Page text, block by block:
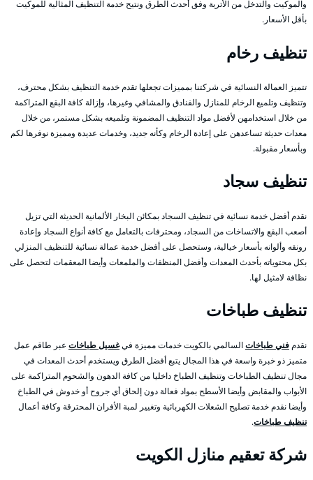
والموكيت والتدخل من الأتربة وفق أحدث الطرق ونتيح خدمة التنظيف المثالية للموكيت
بأقل الأسعار.
تنظيف رخام
تتميز العمالة النسائية في شركتنا بمميزات تجعلها تقدم خدمة التنظيف بشكل محترف،
وتنظيف وتلميع الرخام للمنازل والفنادق والمشافي وغيرها، وإزالة كافة البقع المتراكمة
من خلال استخدامهن لأفضل مواد التنظيف المضمونة وتلميعه بشكل مستمر، من خلال
معدات حديثة تساعدهن على إعادة الرخام وكأنه جديد، وخدمات عديدة ومميزة نوفرها لكم
وبأسعار مقبولة.
تنظيف سجاد
نقدم أفضل خدمة نسائية في تنظيف السجاد بمكائن البخار الألمانية الحديثة التي تزيل
أصعب البقع والاتساخات من السجاد، ومحترفات بالتعامل مع كافة أنواع السجاد وإعادة
رونقه وألوانه بأسعار خيالية، وستحصل على أفضل خدمة عمالة نسائية للتنظيف المنزلي
بكل محتوياته بأحدث المعدات وأفضل المنظفات والملمعات وأيضا المعقمات لتحصل على
نظافة لامثيل لها.
تنظيف طباخات
نقدم فني طباخاتالسالمي بالكويت خدمات مميزة فيغسيل طباخات عبر طاقم عمل
متميز ذو خبرة واسعة في هذا المجال يتبع أفضل الطرق ويستخدم أحدث المعدات في
مجال تنظيف الطباخات وتنظيف الطباخ داخليا من كافة الدهون والشحوم المتراكمة على
الأبواب والمقابض وأيضا الأسطح بمواد فعالة دون إلحاق أي جروح أو خدوش في الطباخ
وأيضا نقدم خدمة تصليح الشعلات الكهربائية وتغيير لمبة الأفران المحترقة وكافة أعمال
تنظيف طباخات.
شركة تعقيم منازل الكويت